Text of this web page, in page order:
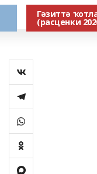
Гәзиттә
(расценки